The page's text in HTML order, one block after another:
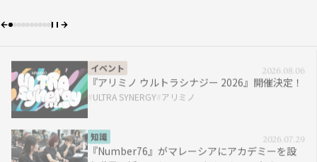
知識 2026.07.29
美容業界 2026.07.27